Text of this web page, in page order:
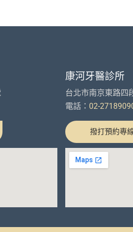
康河牙醫診所
台北市南京東路四
電話： 02-
撥打預約專